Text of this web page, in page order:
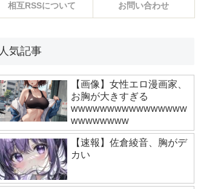
相互RSSについて お問い合わせ
人気記事
【画像】女性エロ漫画家、
お胸が大きすぎる
wwwwwwwwwwwwwwww
wwwwwwww
【速報】佐倉綾音、胸がデ
カい